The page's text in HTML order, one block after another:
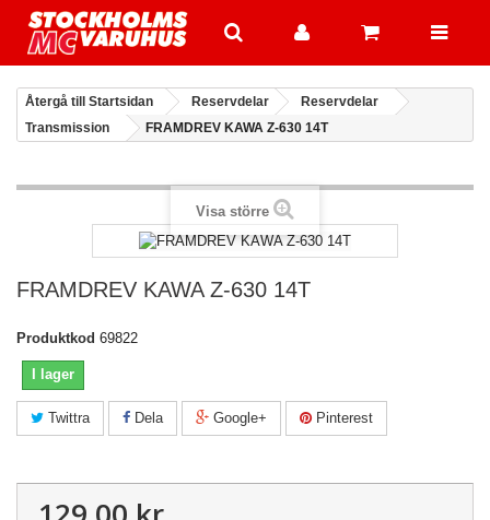
Återgå till Startsidan Reservdelar
Reservdelar
Transmission
FRAMDREV KAWA Z-630 14T
Visa större
FRAMDREV KAWA Z-630 14T
Produktkod 69822
I lager
Twittra Dela Google+ Pinterest